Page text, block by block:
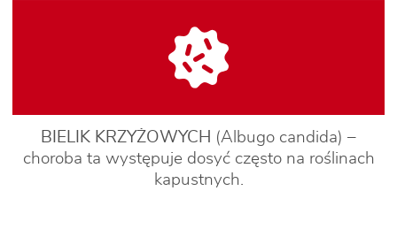
BIELIK KRZYŻOWYCH (Albugo candida) –
choroba ta występuje dosyć często na roślinach
kapustnych.